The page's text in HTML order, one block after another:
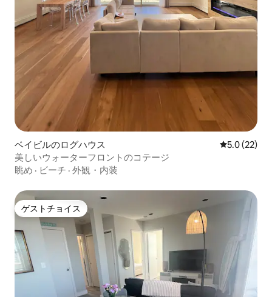
ベイビルのログハウス レビュー22
5.0 (22)
美しいウォーターフロントのコテージ
眺め · ビーチ · 外観・内装
ゲストチョイス
ゲストチョイス